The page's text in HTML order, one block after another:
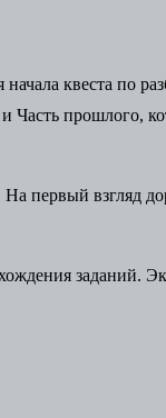
квеста по
прошлого,
первый взгляд
заданий.